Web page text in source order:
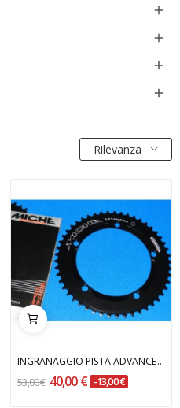




Rilevanza
INGRANAGGIO PISTA ADVANCED 50 DENTI MICHE
53,00 € 40,00 € -13,00 €